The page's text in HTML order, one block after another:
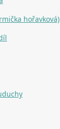
hořavková)